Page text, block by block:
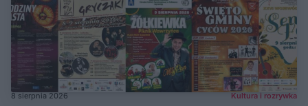
8 sierpnia 2026 Kultura i rozrywka